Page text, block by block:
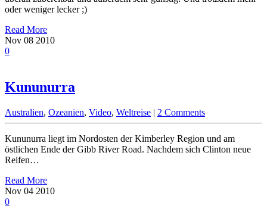
oder weniger lecker ;)
Read More
Nov 08 2010
0
Kununurra
Australien, Ozeanien, Video, Weltreise | 2 Comments
Kununurra liegt im Nordosten der Kimberley Region und am
östlichen Ende der Gibb River Road. Nachdem sich Clinton neue
Reifen…
Read More
Nov 04 2010
0